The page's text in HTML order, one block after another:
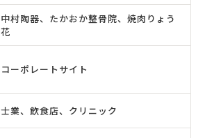
中村陶器、たかおか整骨院、焼肉りょう
花
コーポレートサイト
士業、飲食店、クリニック